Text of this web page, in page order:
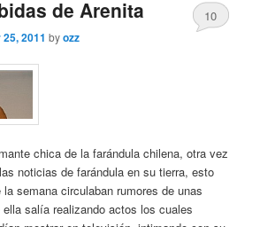
de Arenita
2011 byozz
10
chica de la farándula chilena, otra vez
noticias de farándula en su tierra, esto
semana circulaban rumores de unas
salía realizando actos los cuales